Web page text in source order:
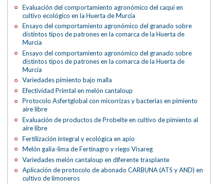
Evaluación del comportamiento agronómico del caqui en
cultivo ecológico en la Huerta de Murcia
Ensayo del comportamiento agronómico del granado sobre
distintos tipos de patrones en la comarca de la Huerta de
Murcia
Ensayo del comportamiento agronómico del granado sobre
distintos tipos de patrones en la comarca de la Huerta de
Murcia
Variedades pimiento bajo malla
Efectividad Primtal en melón cantaloup
Protocolo Asfertglobal con micorrizas y bacterias en pimiento
aire libre
Evaluación de productos de Probelte en cultivo de pimiento al
aire libre
Fertilización integral y ecológica en apio
Melón galia-lima de Fertinagro y riego Visareg
Variedades melón cantaloup en diferente trasplante
Aplicación de protocolo de abonado CARBUNA (ATS y AND) en
cultivo de limoneros